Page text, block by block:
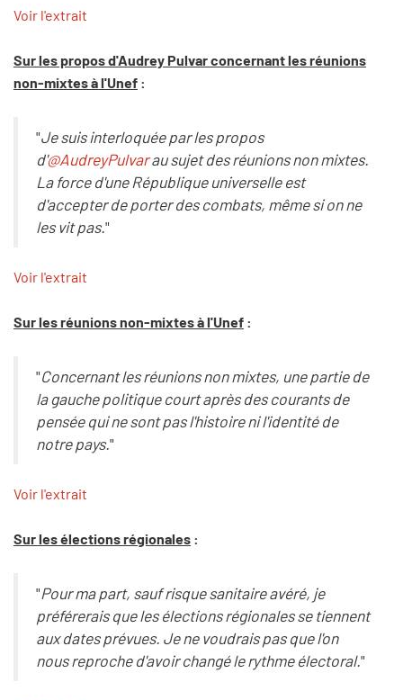
Voir l'extrait
Sur les propos d'Audrey Pulvar concernant les réunions
non-mixtes à l'Unef :
"Je suis interloquée par les propos
d'@AudreyPulvarau sujet des réunions non mixtes.
La force d'une République universelle est
d'accepter de porter des combats, même si on ne
les vit pas."
Voir l'extrait
Sur les réunions non-mixtes à l'Unef :
"Concernant les réunions non mixtes, une partie de
la gauche politique court après des courants de
pensée qui ne sont pas l'histoire ni l'identité de
notre pays."
Voir l'extrait
Sur les élections régionales :
"Pour ma part, sauf risque sanitaire avéré, je
préférerais que les élections régionales se tiennent
aux dates prévues. Je ne voudrais pas que l'on
nous reproche d'avoir changé le rythme électoral."